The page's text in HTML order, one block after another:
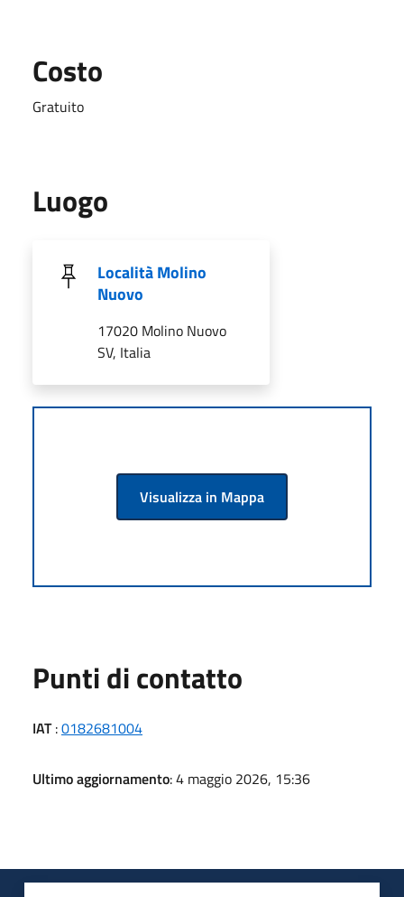
Costo
Gratuito
Luogo
Località Molino
Nuovo
17020 Molino Nuovo
SV, Italia
Visualizza in Mappa
Punti di contatto
IAT:0182681004
Ultimo aggiornamento: 4 maggio 2026, 15:36